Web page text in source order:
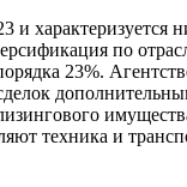
характеризуется
по
23%.
техника и